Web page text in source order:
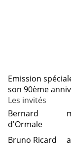
Emission
son 90ème
Les invités
Bernard
d'Ormale
Bruno Ricard